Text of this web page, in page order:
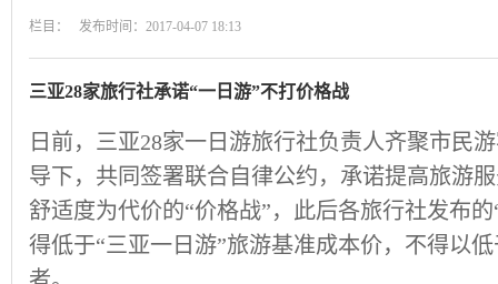
栏目： 发布时间：2017-04-07 18:13
三亚28家旅行社承诺“一日游”不打价格战
日前，三亚28家一日游旅行社负责人齐聚市民
导下，共同签署联合自律公约，承诺提高旅游
舒适度为代价的“价格战”，此后各旅行社发布
得低于“三亚一日游”旅游基准成本价，不得以